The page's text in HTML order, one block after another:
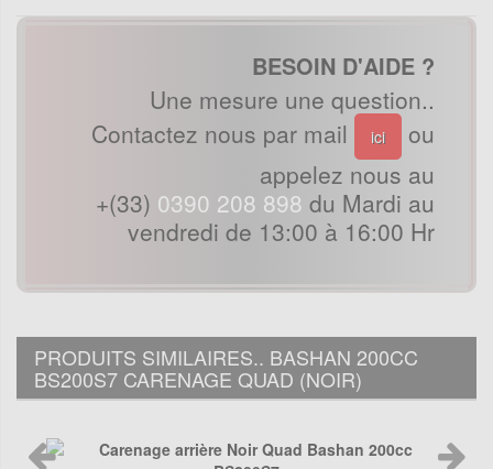
BESOIN D'AIDE ?
Une mesure une question..
Contactez nous par mail
ici
ou
appelez nous au
+(33) 0390 208 898 du Mardi au
vendredi de 13:00 à 16:00 Hr
PRODUITS SIMILAIRES.. BASHAN 200CC
BS200S7 CARENAGE QUAD (NOIR)